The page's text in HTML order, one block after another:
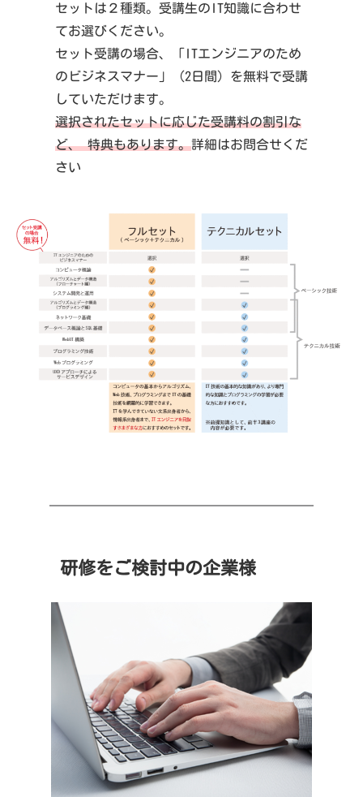
セットは２種類。受講生のIT知識に合わせ
てお選びください。
セット受講の場合、「ITエンジニアのため
のビジネスマナー」（2日間）を無料で受講
していただけます。
選択されたセットに応じた受講料の割引な
ど、 特典もあります。詳細はお問合せくだ
さい
研修をご検討中の企業様